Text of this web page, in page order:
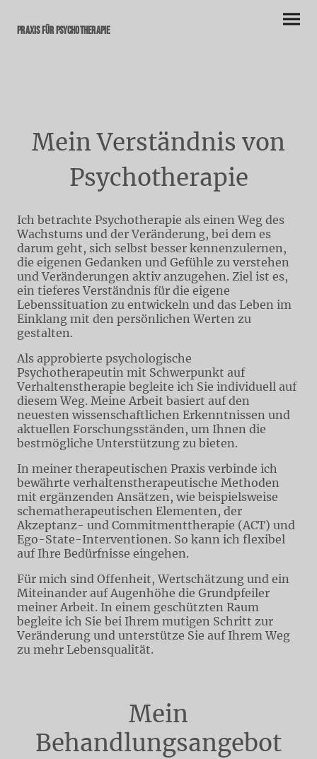
Praxis für Psychotherapie
Mein Verständnis von
Psychotherapie
Ich betrachte Psychotherapie als einen Weg des
Wachstums und der Veränderung, bei dem es
darum geht, sich selbst besser kennenzulernen,
die eigenen Gedanken und Gefühle zu verstehen
und Veränderungen aktiv anzugehen. Ziel ist es,
ein tieferes Verständnis für die eigene
Lebenssituation zu entwickeln und das Leben im
Einklang mit den persönlichen Werten zu
gestalten.
Als approbierte psychologische
Psychotherapeutin mit Schwerpunkt auf
Verhaltenstherapie begleite ich Sie individuell auf
diesem Weg. Meine Arbeit basiert auf den
neuesten wissenschaftlichen Erkenntnissen und
aktuellen Forschungsständen, um Ihnen die
bestmögliche Unterstützung zu bieten.
In meiner therapeutischen Praxis verbinde ich
bewährte verhaltenstherapeutische Methoden
mit ergänzenden Ansätzen, wie beispielsweise
schematherapeutischen Elementen, der
Akzeptanz- und Commitmenttherapie (ACT) und
Ego-State-Interventionen. So kann ich flexibel
auf Ihre Bedürfnisse eingehen.
Für mich sind Offenheit, Wertschätzung und ein
Miteinander auf Augenhöhe die Grundpfeiler
meiner Arbeit. In einem geschützten Raum
begleite ich Sie bei Ihrem mutigen Schritt zur
Veränderung und unterstütze Sie auf Ihrem Weg
zu mehr Lebensqualität.
Mein
Behandlungsangebot